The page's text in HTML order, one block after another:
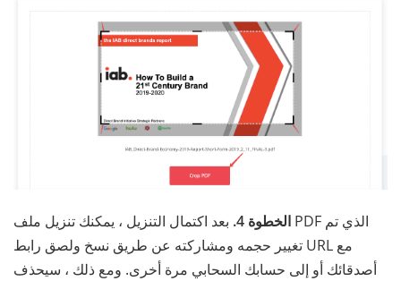
الخطوة 4.
بعد اكتمال التنزيل ، يمكنك تنزيل ملف PDF الذي تم
تغيير حجمه ومشاركته عن طريق نسخ ولصق رابط URL مع
أصدقائك أو إلى حسابك السحابي مرة أخرى. ومع ذلك ، سيحذف